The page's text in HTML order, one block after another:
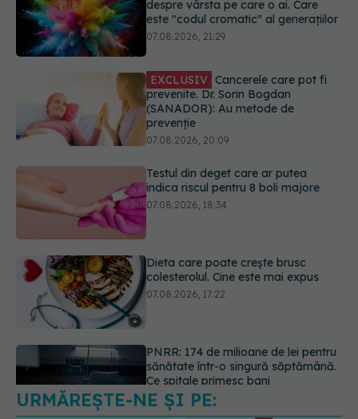
prevenite. Dr. Sorin Bogdan
(SANADOR): Au metode de
prevenție
Testul din deget care ar putea
indica riscul pentru 8 boli majore
07.08.2026, 18:34
Dieta care poate crește brusc
colesterolul. Cine este mai expus
07.08.2026, 17:22
PNRR: 174 de milioane de lei pentru
sănătate într-o singură săptămână.
Ce spitale primesc bani
Ce spune culoarea ta preferată
despre vârsta pe care o ai. Care
este "codul cromatic" al generațiilor
07.08.2026, 21:29
URMĂREȘTE-NE ȘI PE:
URMĂRITORI